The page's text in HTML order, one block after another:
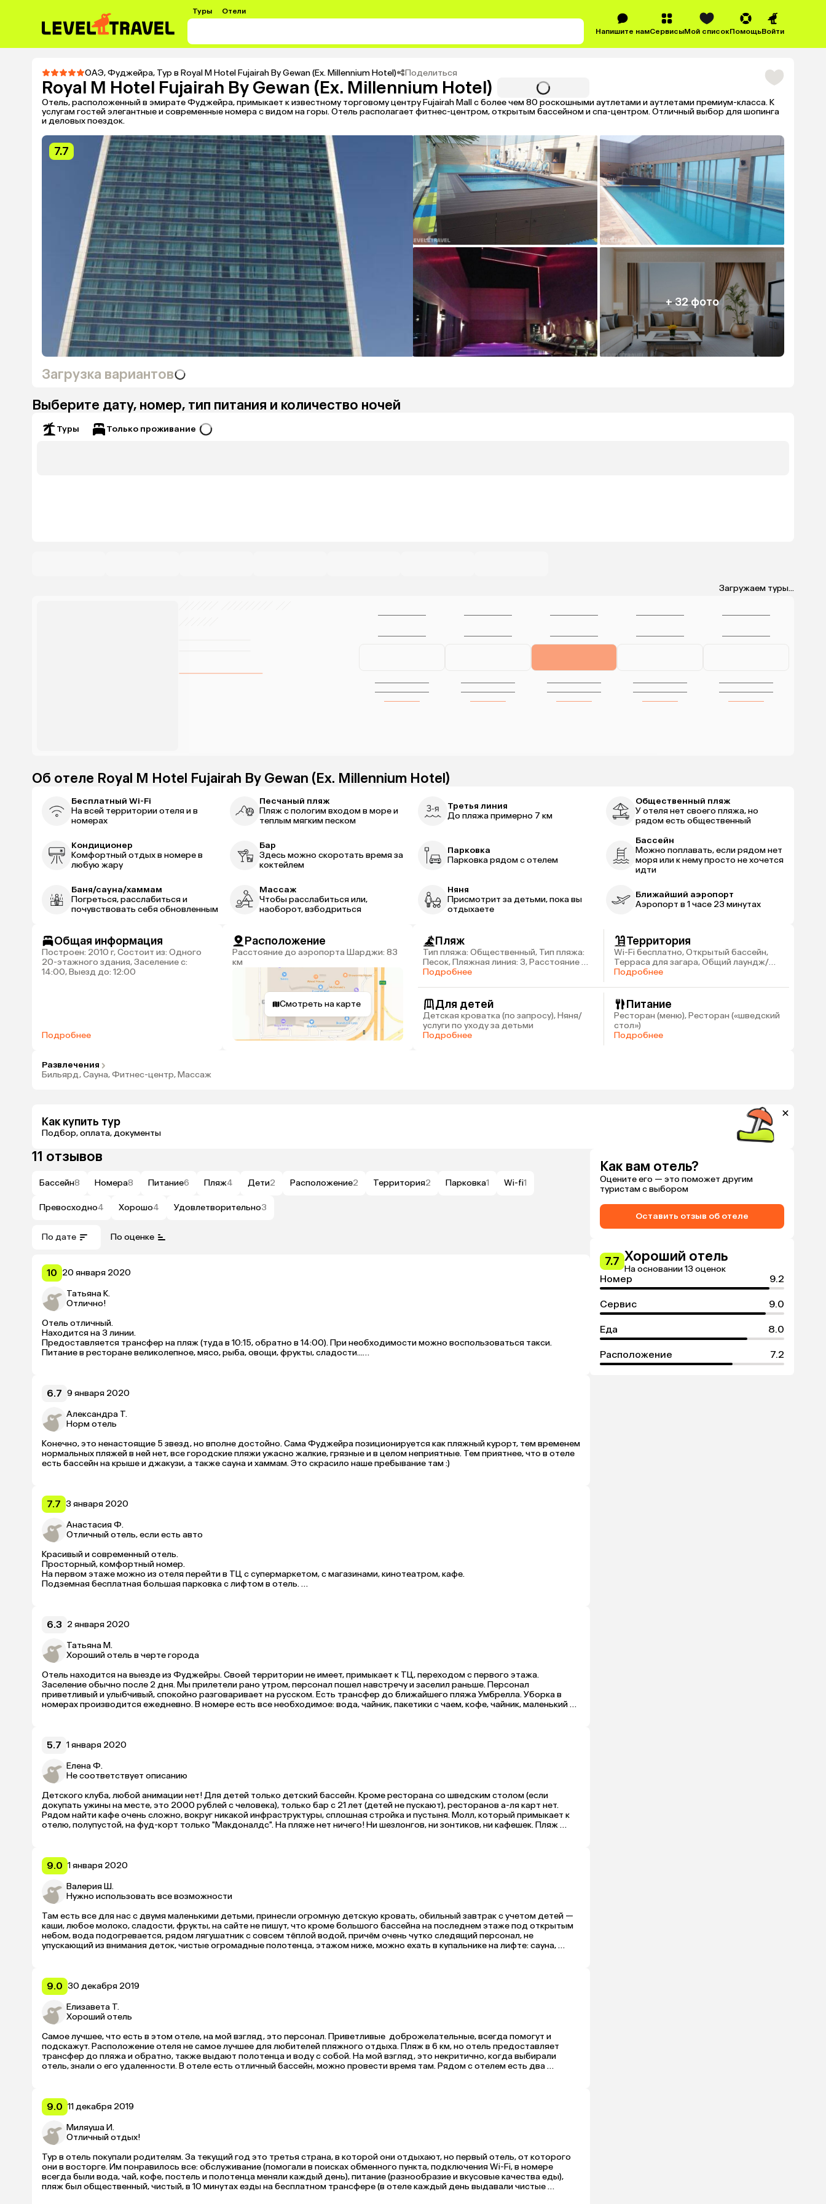
Туры Отели
Напишите намСервисыМой списокПомощьВойти
ОАЭ,Фуджейра, Тур в Royal M Hotel Fujairah By Gewan (Ex. Millennium Hotel) Поделиться
Royal M Hotel Fujairah By Gewan (Ex. Millennium Hotel)
Отель, расположенный в эмирате Фуджейра, примыкает к известному торговому центру Fujairah Mall с более чем 80 роскошными аутлетами и аутлетами премиум-класса. К
услугам гостей элегантные и современные номера с видом на горы. Отель располагает фитнес-центром, открытым бассейном и спа-центром. Отличный выбор для шопинга
и деловых поездок.
7.7
+ 32 фото
Загрузка вариантов
Выберите дату, номер, тип питания и количество ночей
Туры Только проживание
Загружаем туры...
Об отеле Royal M Hotel Fujairah By Gewan (Ex. Millennium Hotel)
Бесплатный Wi-Fi
На всей территории отеля и в
номерах
Песчаный пляж
Пляж с пологим входом в море и
теплым мягким песком
Третья линия
До пляжа примерно 7 км
Общественный пляж
У отеля нет своего пляжа, но
рядом есть общественный
Кондиционер
Комфортный отдых в номере в
любую жару
Бар
Здесь можно скоротать время за
коктейлем
Парковка
Парковка рядом с отелем
Бассейн
Можно поплавать, если рядом нет
моря или к нему просто не хочется
идти
Баня/сауна/хаммам
Погреться, расслабиться и
почувствовать себя обновленным
Массаж
Чтобы расслабиться или,
наоборот, взбодриться
Няня
Присмотрит за детьми, пока вы
отдыхаете
Ближайший аэропорт
Аэропорт в 1 часе 23 минутах
Общая информация
Построен: 2010 г, Состоит из: Одного
20-этажного здания, Заселение с:
14:00, Выезд до: 12:00
Подробнее
Расположение
Расстояние до аэропорта Шарджи: 83
км
Смотреть на карте
Пляж
Тип пляжа: Общественный, Тип пляжа:
Песок, Пляжная линия: 3, Расстояние до
пляжа: 7 км
Подробнее
Территория
Wi-Fi бесплатно, Открытый бассейн,
Терраса для загара, Общий лаундж/
гостиная с телевизором
Подробнее
Для детей
Детская кроватка (по запросу), Няня/
услуги по уходу за детьми
Подробнее
Питание
Ресторан (меню), Ресторан («шведский
стол»)
Подробнее
Развлечения
Бильярд, Сауна, Фитнес-центр, Массаж
Как купить тур
Подбор, оплата, документы
11 отзывов
Бассейн8 Номера8 Питание6 Пляж4 Дети2 Расположение2 Территория2 Парковка1 Wi-fi1
Превосходно4 Хорошо4 Удовлетворительно3
По дате По оценке
10 20 января 2020
Татьяна К.
Отлично!
Отель отличный.
Находится на 3 линии.
Предоставляется трансфер на пляж (туда в 10:15, обратно в 14:00). При необходимости можно воспользоваться такси.
Питание в ресторане великолепное, мясо, рыба, овощи, фрукты, сладости...
Есть сауна, хаммам.
Весь персонал исключительно дружелюбен и предупредителен.
6.7 9 января 2020
Александра Т.
Норм отель
Конечно, это ненастоящие 5 звезд, но вполне достойно. Сама Фуджейра позиционируется как пляжный курорт, тем временем
нормальных пляжей в ней нет, все городские пляжи ужасно жалкие, грязные и в целом неприятные. Тем приятнее, что в отеле
есть бассейн на крыше и джакузи, а также сауна и хаммам. Это скрасило наше пребывание там :)
7.7 3 января 2020
Анастасия Ф.
Отличный отель, если есть авто
Красивый и современный отель.
Просторный, комфортный номер.
На первом этаже можно из отеля перейти в ТЦ с супермаркетом, с магазинами, кинотеатром, кафе.
Подземная бесплатная большая парковка с лифтом в отель.
хороший пляж в городе. Мы нашли красивее и с белым песочком.
6.3 2 января 2020
Татьяна М.
Хороший отель в черте города
Отель находится на выезде из Фуджейры. Своей территории не имеет, примыкает к ТЦ, переходом с первого этажа.
Заселение обычно после 2 дня. Мы прилетели рано утром, персонал пошел навстречу и заселил раньше. Персонал
приветливый и улыбчивый, спокойно разговаривает на русском. Есть трансфер до ближайшего пляжа Умбрелла. Уборка в
номерах производится ежедневно. В номере есть все необходимое: вода, чайник, пакетики с чаем, кофе, чайник, маленький
проблематично.
5.7 1 января 2020
Елена Ф.
Не соответствует описанию
Детского клуба, любой анимации нет! Для детей только детский бассейн. Кроме ресторана со шведским столом (если
докупать ужины на месте, это 2000 рублей с человека), только бар с 21 лет (детей не пускают), ресторанов а-ля карт нет.
Рядом найти кафе очень сложно, вокруг никакой инфраструктуры, сплошная стройка и пустыня. Молл, который примыкает к
отелю, полупустой, на фуд-корт только "Макдоналдс". На пляже нет ничего! Ни шезлонгов, ни зонтиков, ни кафешек. Пляж
9.0 1 января 2020
Валерия Ш.
Нужно использовать все возможности
Там есть все для нас с двумя маленькими детьми, принесли огромную детскую кровать, обильный завтрак с учетом детей —
каши, любое молоко, сладости, фрукты, на сайте не пишут, что кроме большого бассейна на последнем этаже под открытым
небом, вода подогревается, рядом лягушатник с совсем тёплой водой, причём очень чутко следящий персонал, не
упускающий из внимания деток, чистые огромадные полотенца, этажом ниже, можно ехать в купальнике на лифте: сауна,
одна неприятность, что забыла при отъезде шарф в номере, подарок отмучаю, но это моя вина.
9.0 30 декабря 2019
Елизавета Т.
Хороший отель
Самое лучшее, что есть в этом отеле, на мой взгляд, это персонал. Приветливые  доброжелательные, всегда помогут и
подскажут. Расположение отеля не самое лучшее для любителей пляжного отдыха. Пляж в 6 км, но отель предоставляет
трансфер до пляжа и обратно, также выдают полотенца и воду с собой. На мой взгляд, это некритично, когда выбирали
отель, знали о его удаленности. В отеле есть отличный бассейн, можно провести время там. Рядом с отелем есть два
9.0 11 декабря 2019
Миляуша И.
Отличный отдых!
Тур в отель покупали родителям. За текущий год это третья страна, в которой они отдыхают, но первый отель, от которого
они в восторге. Им понравилось все: обслуживание (помогали в поисках обменного пункта, подключения Wi-Fi, в номере
всегда были вода, чай, кофе, постель и полотенца меняли каждый день), питание (разнообразие и вкусовые качества еды),
пляж был общественный, чистый, в 10 минутах езды на бесплатном трансфере (в отеле каждый день выдавали чистые
Как вам отель?
Оцените его — это поможет другим
туристам с выбором
Оставить отзыв об отеле
7.7 Хороший отель
На основании 13 оценок
Номер 9.2
Сервис 9.0
Еда 8.0
Расположение 7.2